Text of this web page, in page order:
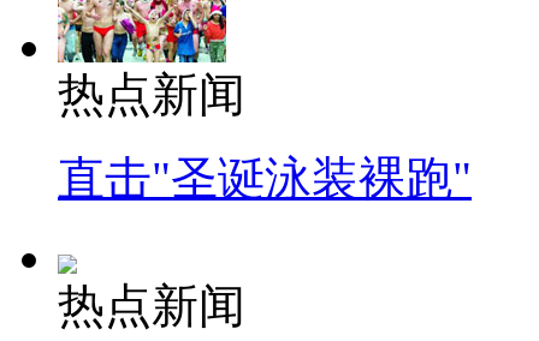
热点新闻
直击"圣诞泳装裸跑"
热点新闻